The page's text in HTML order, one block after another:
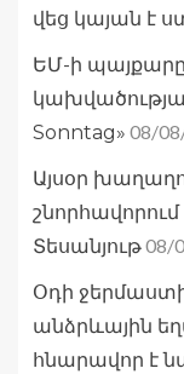
վեց կայան է
ԵՄ-ի
Sonntag» 08/
Այսօր
շնորհավորում
Տեսանյութ08/
Օդի
անձրևային
հնարավոր է